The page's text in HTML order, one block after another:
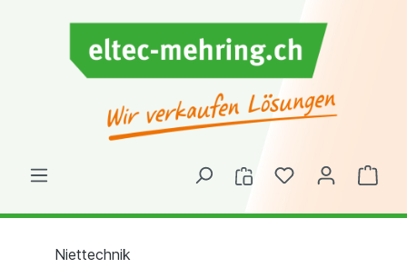
Niettechnik